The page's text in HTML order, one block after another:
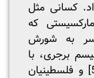
کسانی مثل
که
سر به شورش
برجری، با
و فلسطینیان